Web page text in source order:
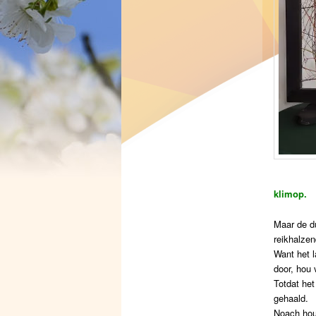
klimop.
Maar de
Want het
door, hou
Totdat
gehaald.
Noach